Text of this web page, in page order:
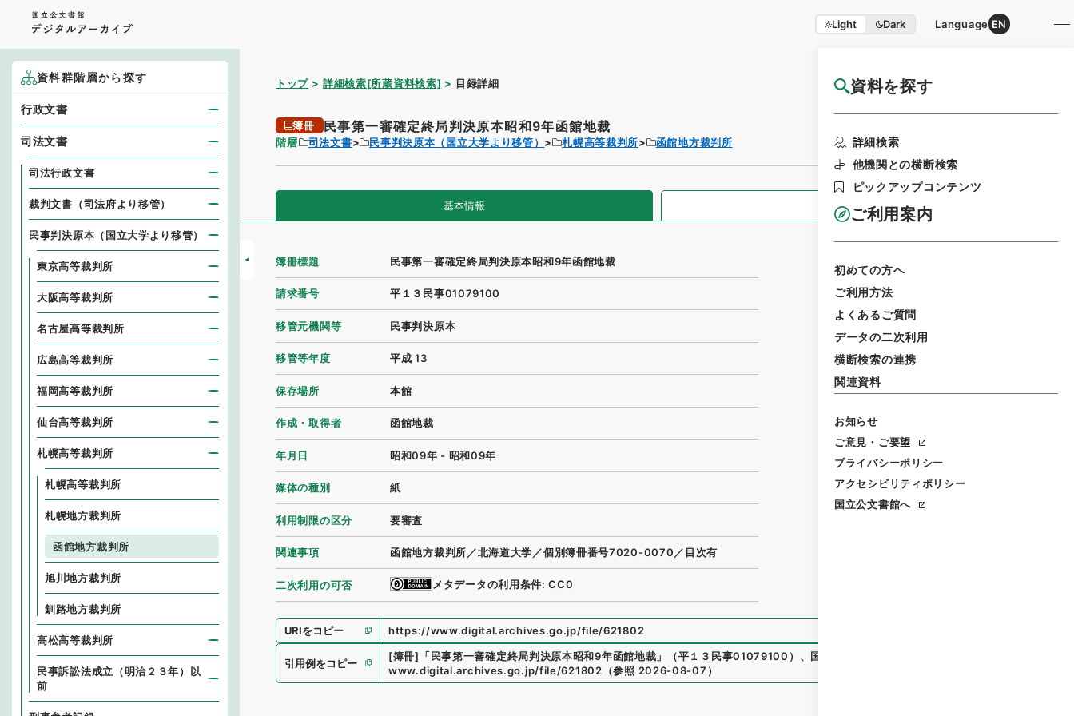
Light Dark Language EN
資料を探す
詳細検索
他機関との横断検索
ピックアップコンテンツ
ご利用案内
初めての方へ
ご利用方法
よくあるご質問
データの二次利用
横断検索の連携
関連資料
お知らせ
ご意見・ご要望
プライバシーポリシー
アクセシビリティポリシー
国立公文書館へ
トップ 詳細検索[所蔵資料検索] 目録詳細 国立公文書館HP利用案内
簿冊 民事第一審確定終局判決原本昭和9年函館地裁
階層 司法文書 民事判決原本（国立大学より移管） 札幌高等裁判所 函館地方裁判所
基本情報 全ての情報
簿冊標題 民事第一審確定終局判決原本昭和9年函館地裁
請求番号 平１３民事01079100
移管元機関等 民事判決原本
移管等年度 平成 13
保存場所 本館
作成・取得者 函館地裁
年月日 昭和09年 - 昭和09年
媒体の種別 紙
利用制限の区分 要審査
関連事項 函館地方裁判所／北海道大学／個別簿冊番号7020-0070／目次有
二次利用の可否 メタデータの利用条件: CC0
URIをコピー https://www.digital.archives.go.jp/file/621802
引用例をコピー
[簿冊] 「民事第一審確定終局判決原本昭和9年函館地裁 」 （平１３民事01079100 ） 、 国立公文書館デジタルアーカイブ
www.digital.archives.go.jp/file/621802 （参照 2026-08-07 ）
資料群階層から探す
行政文書
司法文書
司法行政文書
裁判文書（司法府より移管）
民事判決原本（国立大学より移管）
東京高等裁判所
大阪高等裁判所
名古屋高等裁判所
広島高等裁判所
福岡高等裁判所
仙台高等裁判所
札幌高等裁判所
札幌高等裁判所
札幌地方裁判所
函館地方裁判所
旭川地方裁判所
釧路地方裁判所
高松高等裁判所
民事訴訟法成立（明治２３年）以
前